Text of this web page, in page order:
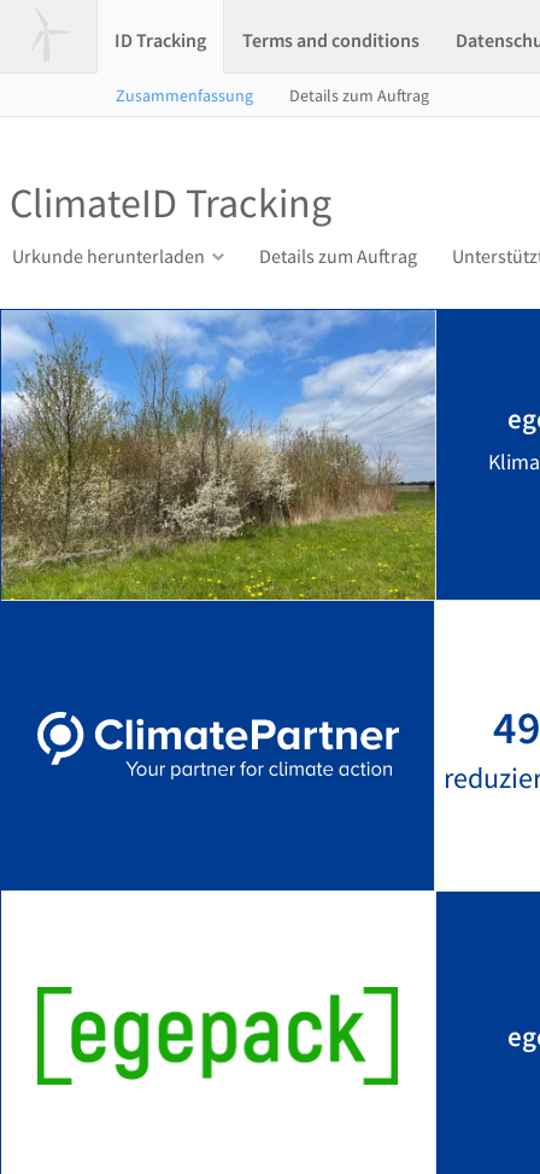
ID Tracking Terms and conditions
Zusammenfassung Details zum Auftrag
ClimateID Tracking
Urkunde herunterladen Details zum Auftrag